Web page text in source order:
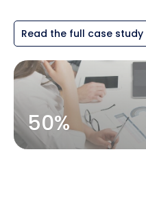
Read the full case study
50%